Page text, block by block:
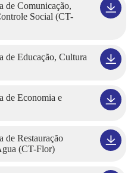
de Comunicação,
Social (CT-
de Educação, Cultura
de Economia e
de Restauração
(CT-Flor)